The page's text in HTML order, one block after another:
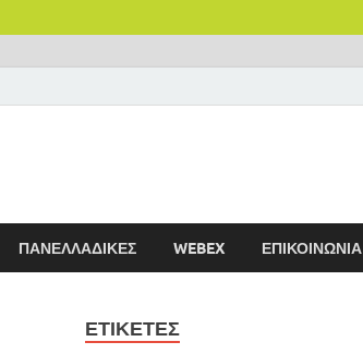
ΠΑΝΕΛΛΑΔΙΚΈΣ WEBEX ΕΠΙΚΟΙΝΩΝΙΑ
ΕΤΙΚΈΤΕΣ